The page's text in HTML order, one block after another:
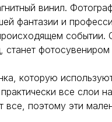
винил.
фантазии и
событии.
станет
которую
все слои
поэтому эти